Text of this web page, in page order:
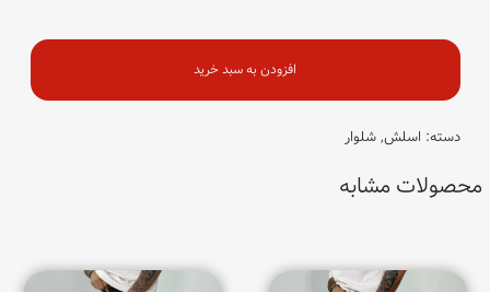
عدد
افزودن به سبد خرید
دسته: اسلش,شلوار
محصولات مشابه